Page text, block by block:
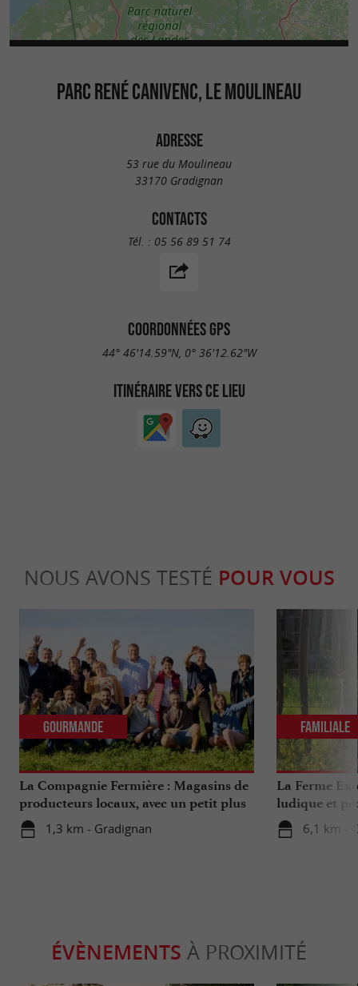
PARC RENÉ CANIVENC, LE MOULINEAU
ADRESSE
53 rue du Moulineau
33170 Gradignan
CONTACTS
Tél. : 05 56 89 51 74
COORDONNÉES GPS
44° 46'14.59"N, 0° 36'12.62"W
ITINÉRAIRE VERS CE LIEU
NOUS AVONS TESTÉ POUR VOUS
La Compagnie Fermière : Magasins de
producteurs locaux, avec un petit plus
...
1,3 km - Gradignan
Gourmande
La Ferme
ludique et
Bordeaux
6,1 km -
Familiale
ÉVÈNEMENTS À PROXIMITÉ